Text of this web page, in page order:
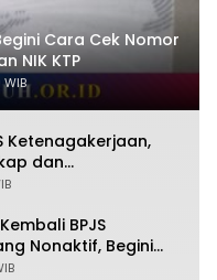
Cara Cek Nomor
NIK KTP
Ketenagakerjaan,
dan
BPJS
Nonaktif, Begini